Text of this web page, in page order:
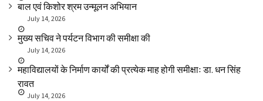
बाल एवं किशोर श्रम उन्मूलन अभियान
July 14, 2026
मुख्य सचिव ने पर्यटन विभाग की समीक्षा की
July 14, 2026
महाविद्यालयों के निर्माण कार्यों की प्रत्येक माह होगी समीक्षाः डा. धन सिंह
रावत
July 14, 2026